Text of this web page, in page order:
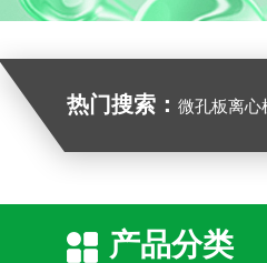
热门搜索： 微孔板离心机，恒温金属浴，多管漩
产品分类